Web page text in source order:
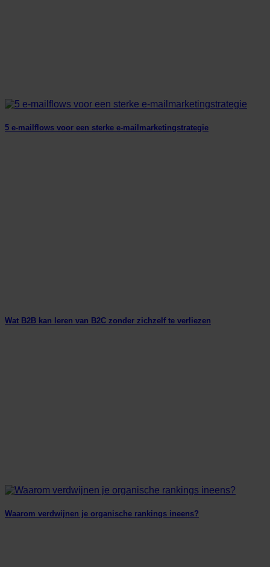
5 e-mailflows voor een sterke e-mailmarketingstrategie
Wat B2B kan leren van B2C zonder zichzelf te verliezen
Waarom verdwijnen je organische rankings ineens?